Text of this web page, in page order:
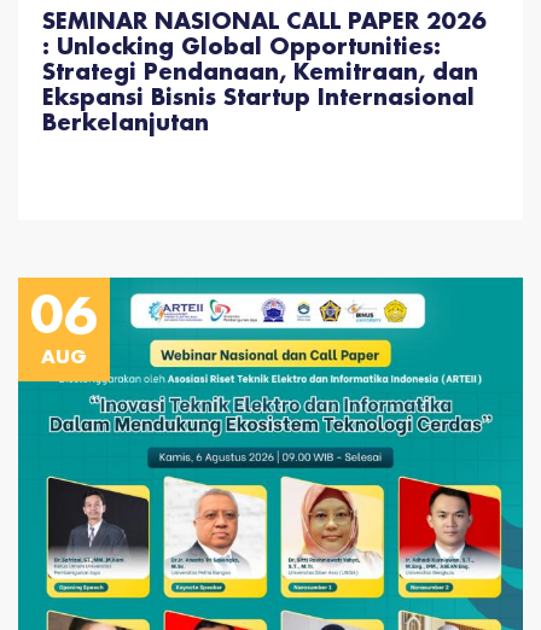
SEMINAR NASIONAL CALL PAPER 2026
: Unlocking Global Opportunities:
Strategi Pendanaan, Kemitraan, dan
Ekspansi Bisnis Startup Internasional
Berkelanjutan
06
AUG